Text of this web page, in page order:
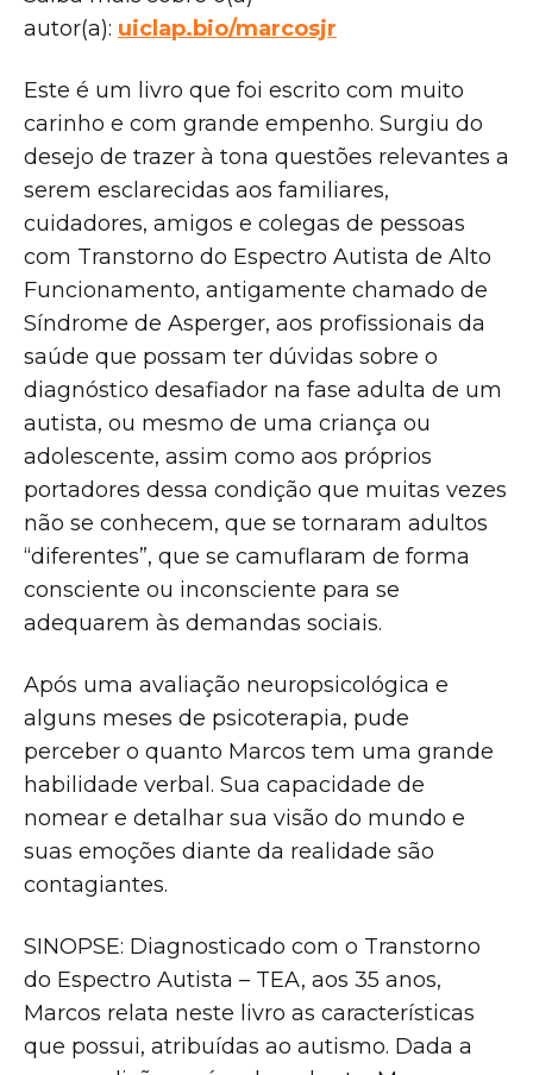
autor(a): uiclap.bio/marcosjr
Este é um livro que foi escrito com muito
carinho e com grande empenho. Surgiu do
desejo de trazer à tona questões relevantes a
serem esclarecidas aos familiares,
cuidadores, amigos e colegas de pessoas
com Transtorno do Espectro Autista de Alto
Funcionamento, antigamente chamado de
Síndrome de Asperger, aos profissionais da
saúde que possam ter dúvidas sobre o
diagnóstico desafiador na fase adulta de um
autista, ou mesmo de uma criança ou
adolescente, assim como aos próprios
portadores dessa condição que muitas vezes
não se conhecem, que se tornaram adultos
“diferentes”, que se camuflaram de forma
consciente ou inconsciente para se
adequarem às demandas sociais.
Após uma avaliação neuropsicológica e
alguns meses de psicoterapia, pude
perceber o quanto Marcos tem uma grande
habilidade verbal. Sua capacidade de
nomear e detalhar sua visão do mundo e
suas emoções diante da realidade são
contagiantes.
SINOPSE: Diagnosticado com o Transtorno
do Espectro Autista – TEA, aos 35 anos,
Marcos relata neste livro as características
que possui, atribuídas ao autismo. Dada a